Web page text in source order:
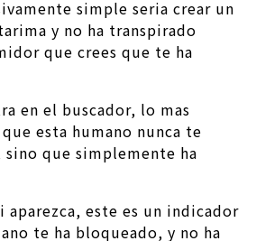
simple seri­a crear un
y no ha transpirado
que crees que te ha
en el buscador, lo mas
esta humano nunca te
que simplemente ha
aparezca, este es un indicador
te ha bloqueado, y no ha